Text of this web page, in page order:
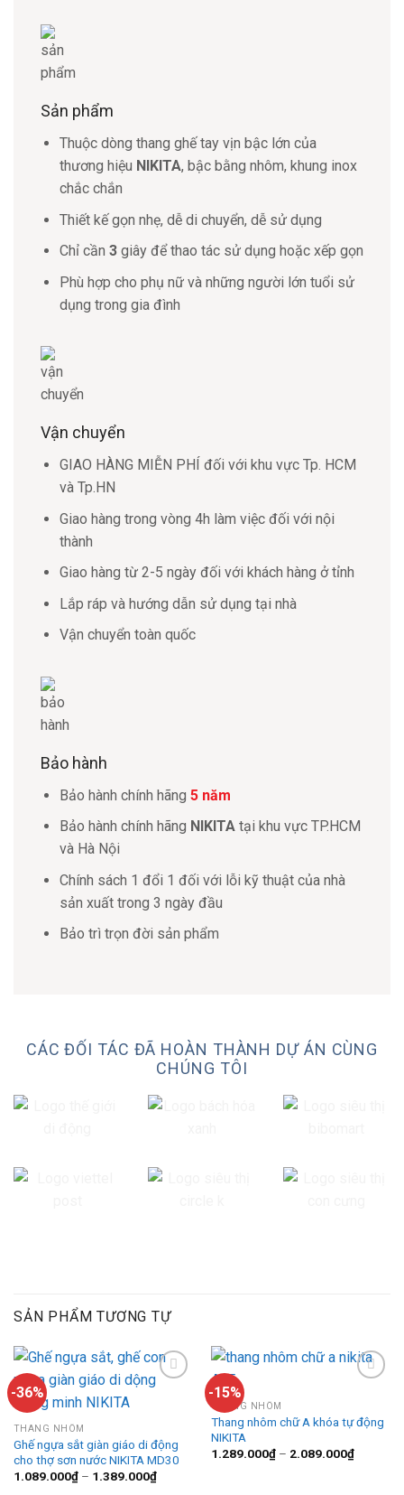
Sản phẩm
Thuộc dòng thang ghế tay vịn bậc lớn của
thương hiệu NIKITA, bậc bằng nhôm, khung inox
chắc chắn
Thiết kế gọn nhẹ, dễ di chuyển, dễ sử dụng
Chỉ cần 3giây để thao tác sử dụng hoặc xếp gọn
Phù hợp cho phụ nữ và những người lớn tuổi sử
dụng trong gia đình
Vận chuyển
GIAO HÀNG MIỄN PHÍ đối với khu vực Tp. HCM
và Tp.HN
Giao hàng trong vòng 4h làm việc đối với nội
thành
Giao hàng từ 2-5 ngày đối với khách hàng ở tỉnh
Lắp ráp và hướng dẫn sử dụng tại nhà
Vận chuyển toàn quốc
Bảo hành
Bảo hành chính hãng 5 năm
Bảo hành chính hãng NIKITAtại khu vực TP.HCM
và Hà Nội
Chính sách 1 đổi 1 đối với lỗi kỹ thuật của nhà
sản xuất trong 3 ngày đầu
Bảo trì trọn đời sản phẩm
CÁC ĐỐI TÁC ĐÃ HOÀN THÀNH DỰ ÁN CÙNG
CHÚNG TÔI
SẢN PHẨM TƯƠNG TỰ
-36%
wishlist
THANG NHÔM
Ghế ngựa sắt giàn giáo di động
cho thợ sơn nước NIKITA MD30
1.089.000₫ – 1.389.000₫Khoảng
giá:
-15%
Add to
THANG NHÔM
Thang nhôm chữ A khóa tự động
NIKITA
1.289.000₫ – 2.089.000₫Khoảng
giá: